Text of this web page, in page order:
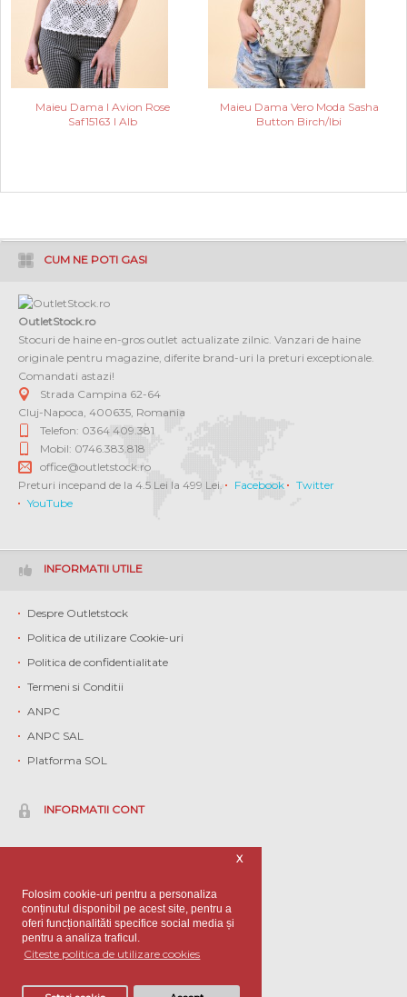
Folosim cookie-uri pentru a personaliza
conținutul disponibil pe acest site, pentru a
oferi funcționalităti specifice social media și
pentru a analiza traficul.
Citeste politica de utilizare cookies
X
Maieu Dama I Avion Rose
Saf15163 I Alb
Maieu Dama Vero Moda Sasha
Button Birch/Ibi
CUM NE POTI GASI
OutletStock.ro
Stocuri de haine en-gros outlet actualizate zilnic. Vanzari de haine
originale pentru magazine, diferite brand-uri la preturi exceptionale.
Comandati astazi!
Strada Campina 62-64
Cluj-Napoca, 400635, Romania
Telefon: 0364 409.381
Mobil: 0746.383.818
office@outletstock.ro
Preturi incepand de la 4.5 Lei la 499 Lei.
Facebook
Twitter
YouTube
INFORMATII UTILE
Despre Outletstock
Politica de utilizare Cookie-uri
Politica de confidentialitate
Termeni si Conditii
ANPC
ANPC SAL
Platforma SOL
INFORMATII CONT
Contact
Informatii client
Branduri